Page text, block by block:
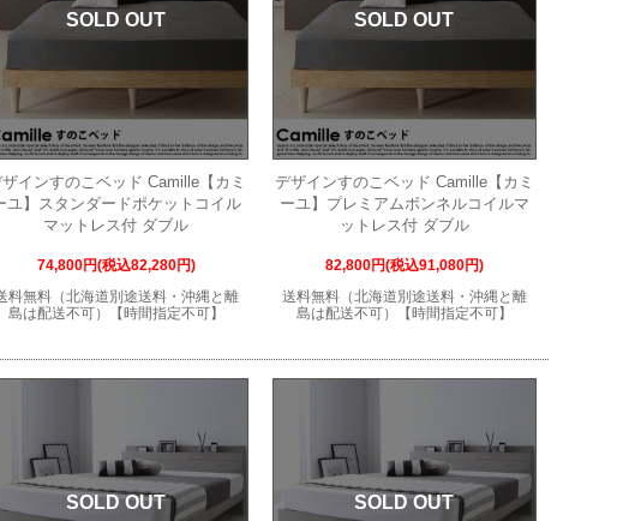
SOLD OUT
インすのこベッド Camille【カミ
ユ】スタンダードポケットコイル
マットレス付 ダブル
74,800円(税込82,280円)
料無料（北海道別途送料・沖縄と離
島は配送不可）【時間指定不可】
SOLD OUT
デザインすのこベッド Camille【カミ
ーユ】プレミアムボンネルコイルマ
ットレス付 ダブル
82,800円(税込91,080円)
送料無料（北海道別途送料・沖縄と離
島は配送不可）【時間指定不可】
SOLD OUT SOLD OUT